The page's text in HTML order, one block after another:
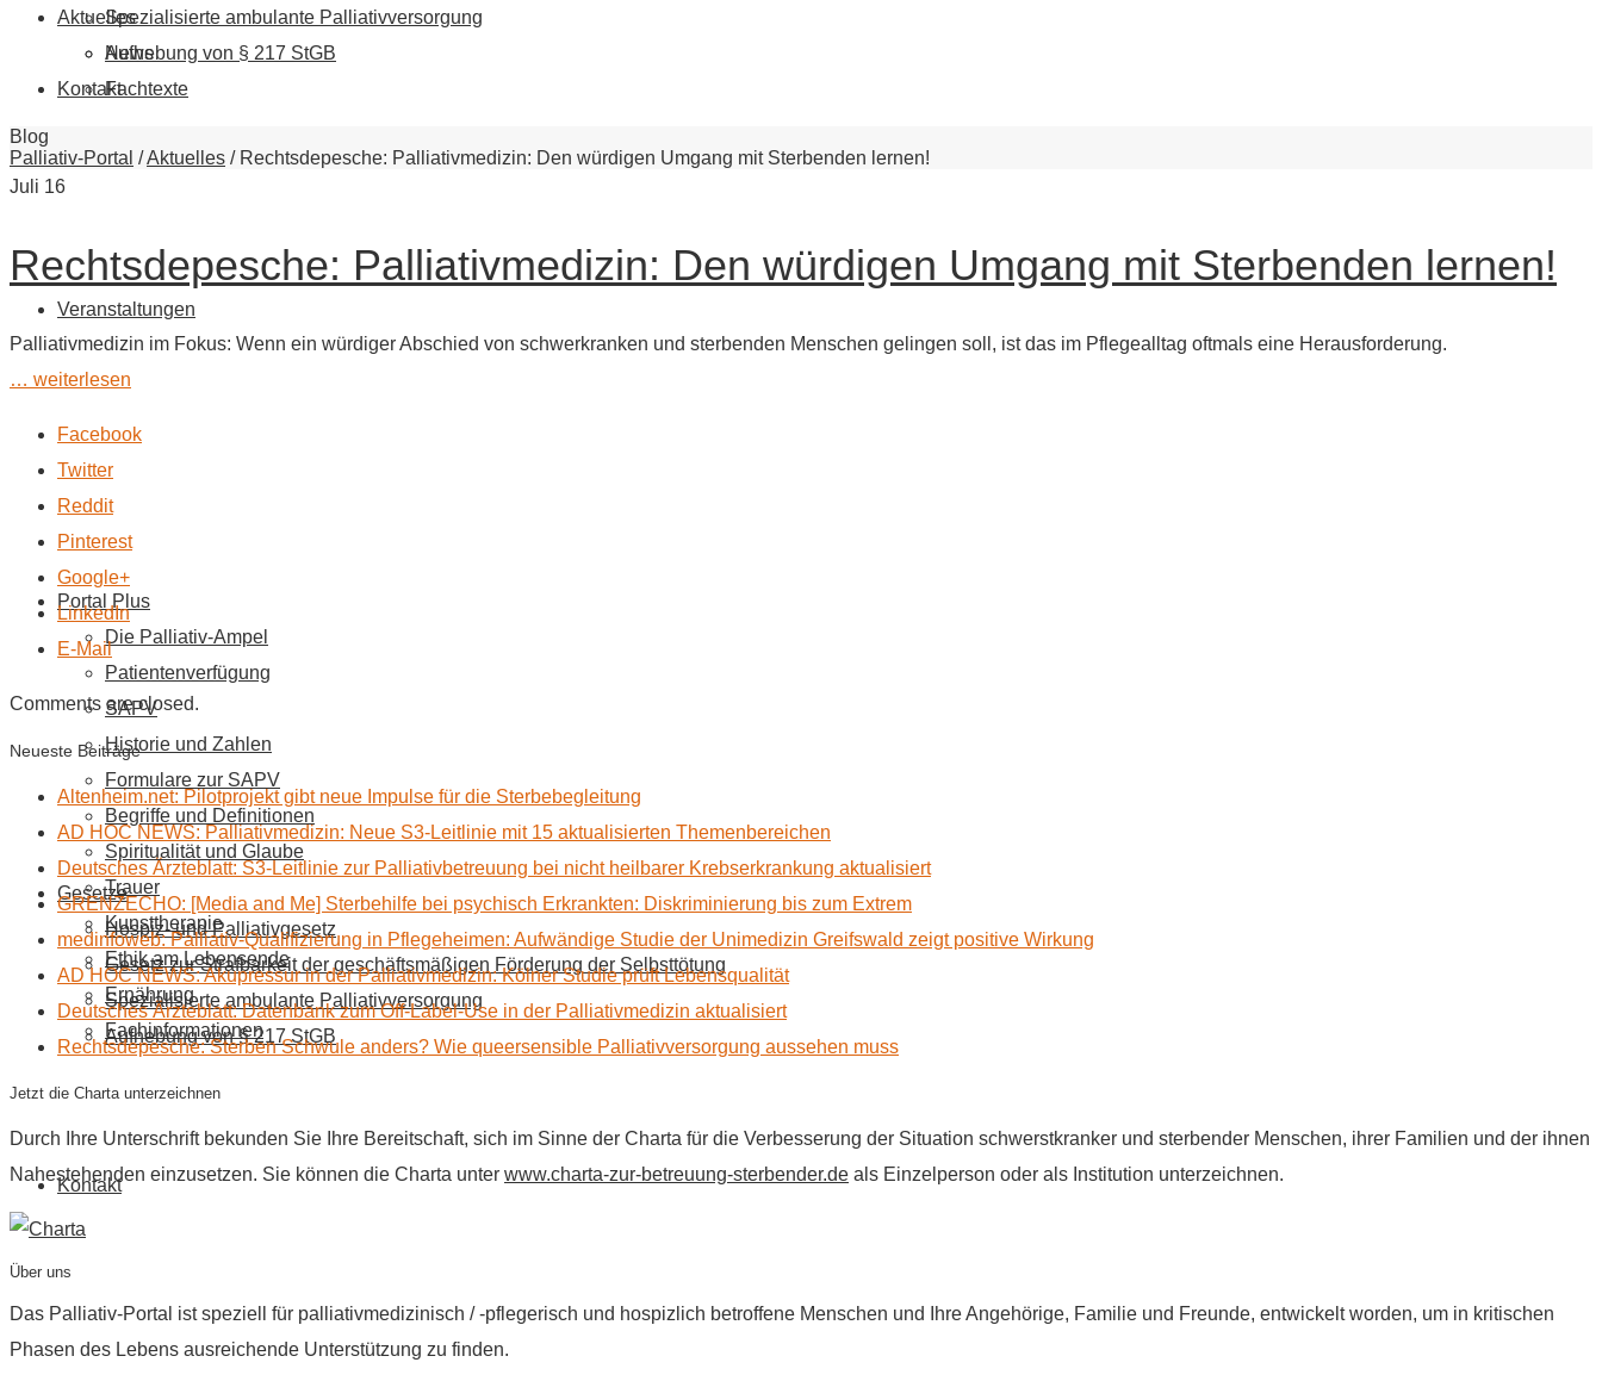
Aktuelles
News
Fachtexte
Veranstaltungen
Portal Plus
Die Palliativ-Ampel
Patientenverfügung
SAPV
Historie und Zahlen
Formulare zur SAPV
Begriffe und Definitionen
Spiritualität und Glaube
Trauer
Kunsttherapie
Ethik am Lebensende
Ernährung
Fachinformationen
Gesetze
Hospiz- und Palliativgesetz
Gesetz zur Strafbarkeit der geschäftsmäßigen Förderung der Selbsttötung
Spezialisierte ambulante Palliativversorgung
Aufhebung von § 217 StGB
Kontakt
Spezialisierte ambulante Palliativversorgung
Aufhebung von § 217 StGB
Kontakt
Blog
Palliativ-Portal /Aktuelles / Rechtsdepesche: Palliativmedizin: Den würdigen Umgang mit Sterbenden lernen!
Juli 16
Rechtsdepesche: Palliativmedizin: Den würdigen Umgang mit Sterbenden lernen!
Palliativmedizin im Fokus: Wenn ein würdiger Abschied von schwerkranken und sterbenden Menschen gelingen soll, ist das im Pflegealltag oftmals eine Herausforderung.
… weiterlesen
Facebook
Twitter
Reddit
Pinterest
Google+
LinkedIn
E-Mail
Comments are closed.
Neueste Beiträge
Altenheim.net: Pilotprojekt gibt neue Impulse für die Sterbebegleitung
AD HOC NEWS: Palliativmedizin: Neue S3-Leitlinie mit 15 aktualisierten Themenbereichen
Deutsches Ärzteblatt: S3-Leitlinie zur Palliativbetreuung bei nicht heilbarer Krebserkrankung aktualisiert
GRENZECHO: [Media and Me] Sterbehilfe bei psychisch Erkrankten: Diskriminierung bis zum Extrem
medinfoweb: Palliativ-Qualifizierung in Pflegeheimen: Aufwändige Studie der Unimedizin Greifswald zeigt positive Wirkung
AD HOC NEWS: Akupressur in der Palliativmedizin: Kölner Studie prüft Lebensqualität
Deutsches Ärzteblatt: Datenbank zum Off-Label-Use in der Palliativmedizin aktualisiert
Rechtsdepesche: Sterben Schwule anders? Wie queersensible Palliativversorgung aussehen muss
Jetzt die Charta unterzeichnen
Durch Ihre Unterschrift bekunden Sie Ihre Bereitschaft, sich im Sinne der Charta für die Verbesserung der Situation schwerstkranker und sterbender Menschen, ihrer Familien und der ihnen
Nahestehenden einzusetzen. Sie können die Charta unter www.charta-zur-betreuung-sterbender.de als Einzelperson oder als Institution unterzeichnen.
Über uns
Das Palliativ-Portal ist speziell für palliativmedizinisch / -pflegerisch und hospizlich betroffene Menschen und Ihre Angehörige, Familie und Freunde, entwickelt worden, um in kritischen
Phasen des Lebens ausreichende Unterstützung zu finden.